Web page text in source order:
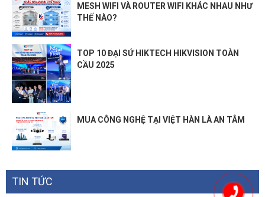
MESH WIFI VÀ ROUTER WIFI KHÁC NHAU NHƯ
THẾ NÀO?
TOP 10 ĐẠI SỨ HIKTECH HIKVISION TOÀN
CẦU 2025
MUA CÔNG NGHỆ TẠI VIỆT HÀN LÀ AN TÂM
TIN TỨC